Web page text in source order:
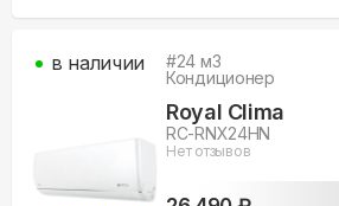
#24 м3
Кондиционер
Royal Clima
RC-RNX24HN
Нет отзывов
в наличии